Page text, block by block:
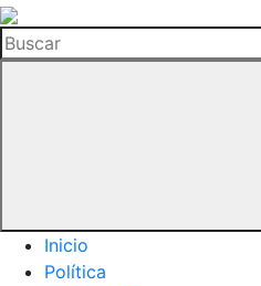
La
Hemeroteca
del
Buscar
Inicio
Política